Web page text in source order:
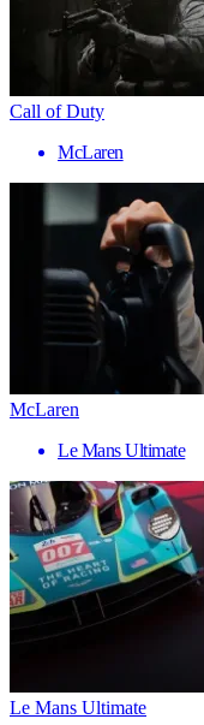
Call of Duty
McLaren
McLaren
Le Mans Ultimate
Le Mans Ultimate